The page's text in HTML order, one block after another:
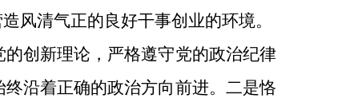
风清气正的良好干事创业的环境。
创新理论，严格遵守党的政治纪律
沿着正确的政治方向前进。二是恪